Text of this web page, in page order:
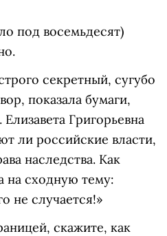
под восемьдесят)
секретный, сугубо
показала бумаги,
Григорьевна
ли российские власти,
наследства. Как
на сходную тему:
не случается!»
скажите, как